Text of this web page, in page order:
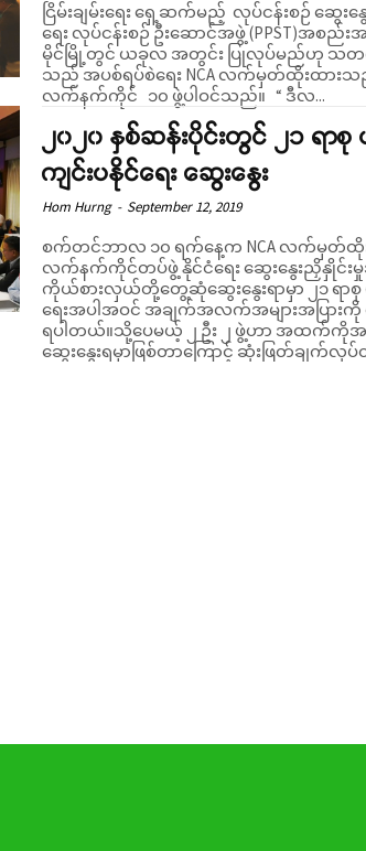
ငြိမ်းချမ်းရေး ရှေ့ဆက်မည့် လုပ်ငန်းစဉ် ဆွေးနွ
ရေး လုပ်ငန်းစဉ် ဦးဆောင်အဖွဲ့ (PPST)အစည်း
မိုင်မြို့တွင် ယခုလ အတွင်း ပြုလုပ်မည်ဟု သတင်းရရှိသည်
သည် အပစ်ရပ်စဲရေး NCA လက်မှတ်ထိုးထားသ
လက်နက်ကိုင် ၁၀ ဖွဲ့ပါဝင်သည်။ “ ဒီလ...
၂၀၂၀ နှစ်ဆန်းပိုင်းတွင် ၂၁ ရ
ကျင်းပနိုင်ရေး ဆွေးနွေး
Hom Hurng - September 12, 2019
စက်တင်ဘာလ ၁၀ ရက်နေ့က NCA လက်မှတ်ထိုး
လက်နက်ကိုင်တပ်ဖွဲ့ နိုင်ငံရေး ဆွေးနွေးညှိနှိုင်းမှုအဖွဲ့
ကိုယ်စားလှယ်တို့တွေ့ဆုံဆွေးနွေးရာမှာ ၂၁ ရာ
ရေးအပါအဝင် အချက်အလက်အများအပြား
ရပါတယ်။သို့ပေမယ့် ၂ ဦး ၂ ဖွဲ့ဟာ အထက်ကို
ဆွေးနွေးရမှာဖြစ်တာကြောင့် ဆုံးဖြတ်ချက်လု